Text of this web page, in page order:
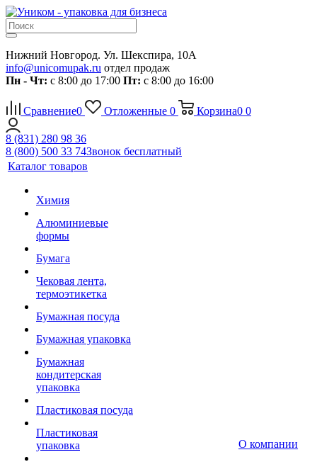
Нижний Новгород. Ул. Шекспира, 10А
info@unicomupak.ru отдел продаж
Пн - Чт: с 8:00 до 17:00 Пт: с 8:00 до 16:00
Сравнение0 Отложенные 0 Корзина0 0
8 (831) 280 98 36
8 (800) 500 33 74Звонок бесплатный
Каталог товаров
Химия
Алюминиевые
формы
Бумага
Чековая лента,
термоэтикетка
Бумажная посуда
Бумажная упаковка
Бумажная
кондитерская
упаковка
Пластиковая посуда
Пластиковая
упаковка
О компании